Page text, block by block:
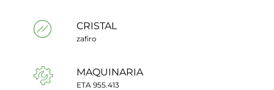
CRISTAL
zafiro
MAQUINARIA
ETA 955.413